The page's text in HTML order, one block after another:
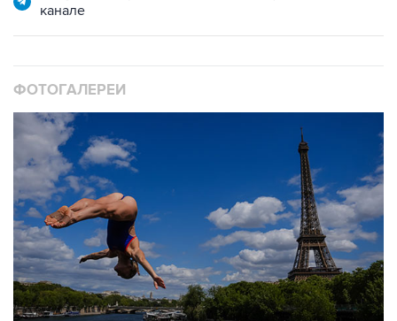
канале
ФОТОГАЛЕРЕИ